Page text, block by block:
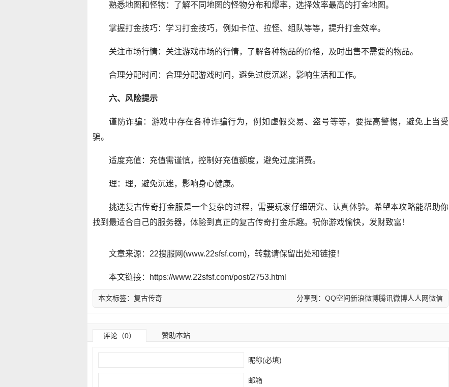
熟悉地图和怪物：了解不同地图的怪物分布和爆率，选择效率最高的打金地图。
掌握打金技巧：学习打金技巧，例如卡位、拉怪、组队等等，提升打金效率。
关注市场行情：关注游戏市场的行情，了解各种物品的价格，及时出售不需要的物品。
合理分配时间：合理分配游戏时间，避免过度沉迷，影响生活和工作。
六、风险提示
谨防诈骗：游戏中存在各种诈骗行为，例如虚假交易、盗号等等，要提高警惕，避免上当受
骗。
适度充值：充值需谨慎，控制好充值额度，避免过度消费。
理：理，避免沉迷，影响身心健康。
挑选复古传奇打金服是一个复杂的过程，需要玩家仔细研究、认真体验。希望本攻略能帮助你
找到最适合自己的服务器，体验到真正的复古传奇打金乐趣。祝你游戏愉快，发财致富！
文章来源：22搜服网(www.22sfsf.com)，转载请保留出处和链接！
本文链接：https://www.22sfsf.com/post/2753.html
分享到： QQ空间新浪微博腾讯微博人人网微信
本文标签： 复古传奇
评论（0） 赞助本站
昵称(必填)
邮箱